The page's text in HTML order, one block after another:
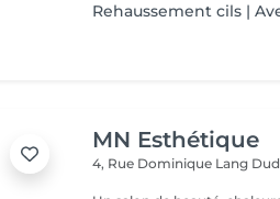
Rehaussement cils |
MN Esthétique
4, Rue Dominique Lang